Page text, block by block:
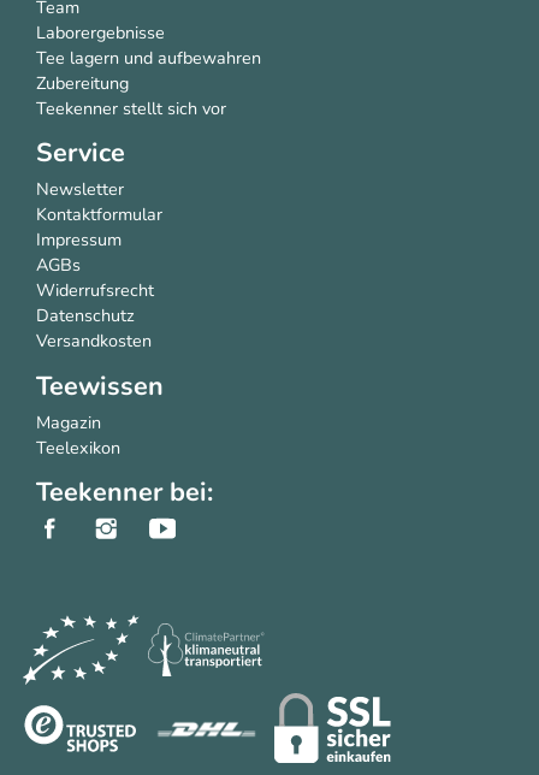
Team
Laborergebnisse
Tee lagern und aufbewahren
Zubereitung
Teekenner stellt sich vor
Service
Newsletter
Kontaktformular
Impressum
AGBs
Widerrufsrecht
Datenschutz
Versandkosten
Teewissen
Magazin
Teelexikon
Teekenner bei: